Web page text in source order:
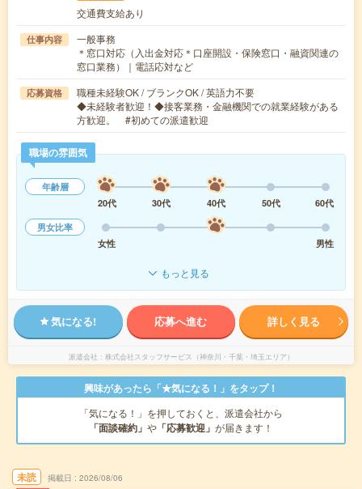
交通費支給あり
仕事内容
一般事務
＊窓口対応（入出金対応＊口座開設・保険窓口・融資関連の
窓口業務）｜電話応対など
応募資格
職種未経験OK / ブランクOK / 英語力不要
◆未経験者歓迎！◆接客業務・金融機関での就業経験がある
方歓迎。 #初めての派遣歓迎
職場の雰囲気
年齢層
20代
30代 40代 50代
60代
男女比率
女性
男性
もっと見る
気になる! 応募へ進む 詳しく見る
派遣会社 株式会社スタッフサービス（神奈川・千葉・埼玉エリア）
興味があったら「★気になる！」をタップ！
「気になる！」を押しておくと、派遣会社から
「面談確約」 や 「応募歓迎」 が届きます！
未読 掲載日 2026/08/06